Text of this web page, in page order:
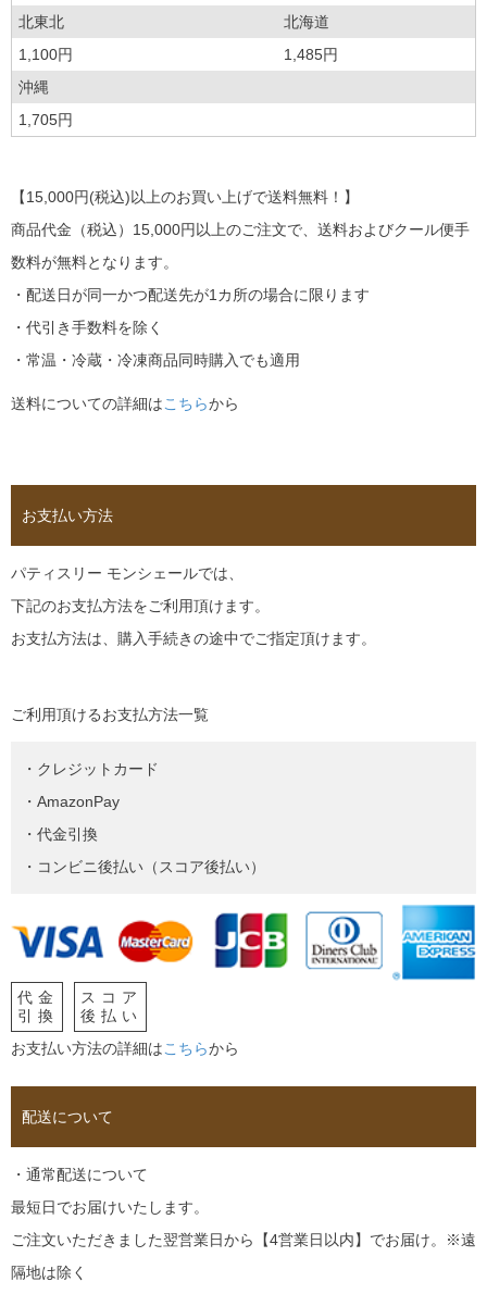
北東北
北海道
1,100円
1,485円
沖縄
1,705円
【15,000円(税込)以上のお買い上げで送料無料！】
商品代金（税込）15,000円以上のご注文で、送料およびクール便手
数料が無料となります。
・配送日が同一かつ配送先が1カ所の場合に限ります
・代引き手数料を除く
・常温・冷蔵・冷凍商品同時購入でも適用
送料についての詳細はこちらから
お支払い方法
パティスリー モンシェールでは、
下記のお支払方法をご利用頂けます。
お支払方法は、購入手続きの途中でご指定頂けます。
ご利用頂けるお支払方法一覧
・クレジットカード
・AmazonPay
・代金引換
・コンビニ後払い（スコア後払い）
代金
引換
スコア
後払い
お支払い方法の詳細はこちらから
配送について
・通常配送について
最短日でお届けいたします。
ご注文いただきました翌営業日から【4営業日以内】でお届け。※遠
隔地は除く